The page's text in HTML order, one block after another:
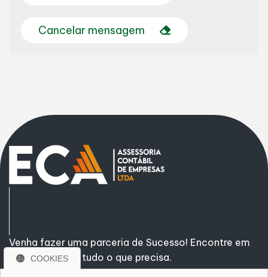
Cancelar mensagem
Venha fazer uma parceria de Sucesso! Encontre em
nossa empresa tudo o que precisa.
COOKIES